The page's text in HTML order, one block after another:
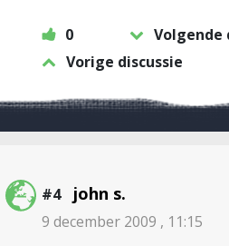
0
Volgende
Vorige discussie
#4 john s.
9 december 2009 , 11:15